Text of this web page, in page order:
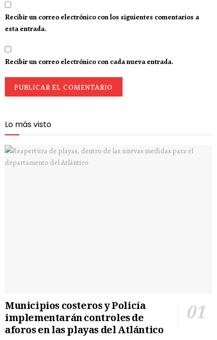
Recibir un correo electrónico con los siguientes comentarios a
esta entrada.
Recibir un correo electrónico con cada nueva entrada.
Lo más visto
Municipios costeros y Policía
implementarán controles de
aforos en las playas del Atlántico